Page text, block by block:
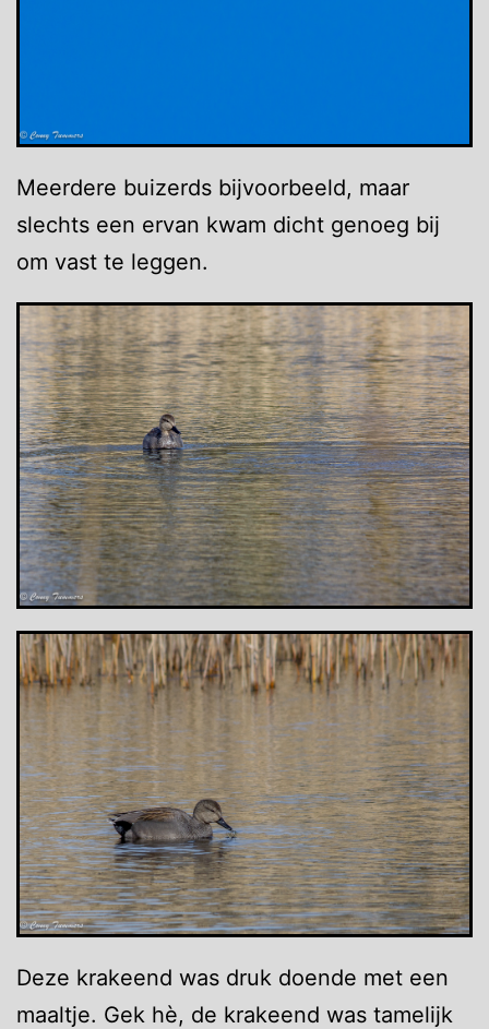
Meerdere buizerds bijvoorbeeld, maar
slechts een ervan kwam dicht genoeg bij
om vast te leggen.
Deze krakeend was druk doende met een
maaltje. Gek hè, de krakeend was tamelijk